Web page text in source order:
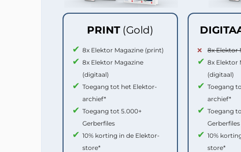
PRINT (Gold)
8x Elektor Magazine (print)
8x Elektor Magazine
(digitaal)
Toegang tot het Elektor-
archief*
Toegang tot 5.000+
Gerberfiles
10% korting in de Elektor-
store*
8x Elektor
8x Elektor
(digitaal)
Toegang
archief*
Toegang
Gerberfiles
10%
store*